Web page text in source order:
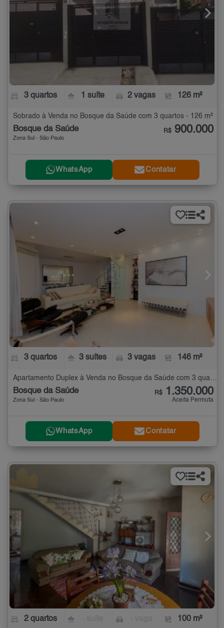
3 quartos 1 suíte 2 vagas 126 m²
Sobrado à Venda no Bosque da Saúde com 3 quartos - 126 m²
Bosque da Saúde
Zona Sul - São Paulo
R$ 900.000
WhatsApp Contatar
3 quartos 3 suítes 3 vagas 146 m²
Bosque da Saúde
Zona Sul - São Paulo
R$ 1.350.000
Aceita Permuta
WhatsApp Contatar
2 quartos 100 m²